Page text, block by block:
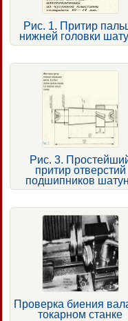
Рис. 1. Притир
нижней головки
Рис. 3.
притир отверстий
подшипников
Проверка биения
токарном станке